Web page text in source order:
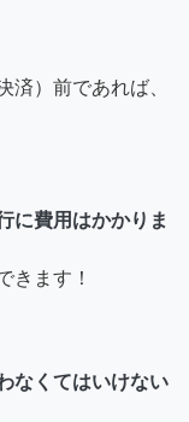
済）前であれば、
に費用はかかりま
きます！
なくてはいけない